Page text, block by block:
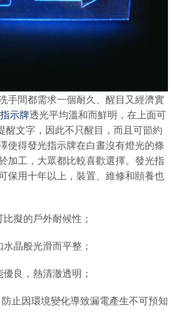
手間都需求一個耐久、醒目又經濟實
示牌透光平均溫和而鮮明，在上面可
醒文字，因此不只醒目，而且可節約
使得發光指示牌在白晝沒有燈光的條
加工，大眾都比較喜歡選擇。發光指
保用十年以上，裝置、維修和頤養也
比擬的戶外耐候性；
水晶般光滑而平整；
優良，熱清澈透明；
止因環境變化導致漏電產生不可預知